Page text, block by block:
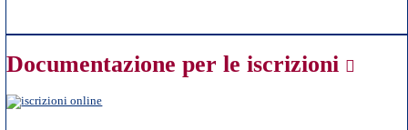
Documentazione per le iscrizioni